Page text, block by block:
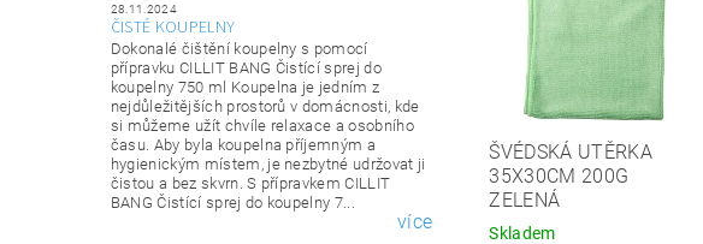
28.11.2024
ČISTÉ KOUPELNY
Dokonalé čištění koupelny s pomocí
přípravku CILLIT BANG Čistící sprej do
koupelny 750 ml Koupelna je jedním z
nejdůležitějších prostorů v domácnosti, kde
si můžeme užít chvíle relaxace a osobního
času. Aby byla koupelna příjemným a
hygienickým místem, je nezbytné udržovat ji
čistou a bez skvrn. S přípravkem CILLIT
BANG Čistící sprej do koupelny 7...
více
ŠVÉDSKÁ UTĚRKA
35X30CM 200G
ZELENÁ
Skladem